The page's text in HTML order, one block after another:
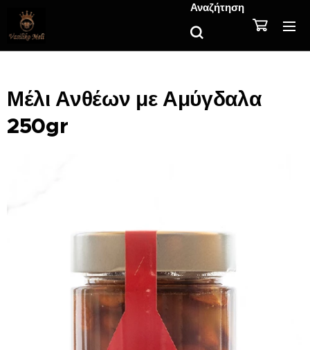
Αναζήτηση
Μέλι Ανθέων με Αμύγδαλα
250gr